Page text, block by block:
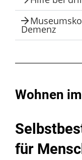
Demenz
Wohnen
für